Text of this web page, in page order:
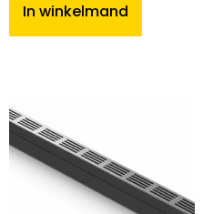
In winkelmand